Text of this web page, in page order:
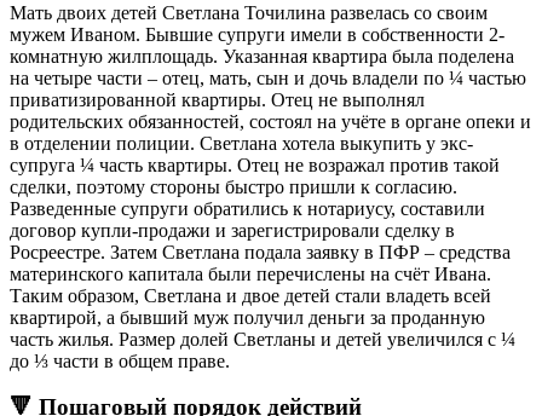
Мать двоих детей Светлана Точилина развелась со своим
мужем Иваном. Бывшие супруги имели в собственности 2-
комнатную жилплощадь. Указанная квартира была поделена
на четыре части – отец, мать, сын и дочь владели по ¼ частью
приватизированной квартиры. Отец не выполнял
родительских обязанностей, состоял на учёте в органе опеки и
в отделении полиции. Светлана хотела выкупить у экс-
супруга ¼ часть квартиры. Отец не возражал против такой
сделки, поэтому стороны быстро пришли к согласию.
Разведенные супруги обратились к нотариусу, составили
договор купли-продажи и зарегистрировали сделку в
Росреестре. Затем Светлана подала заявку в ПФР – средства
материнского капитала были перечислены на счёт Ивана.
Таким образом, Светлана и двое детей стали владеть всей
квартирой, а бывший муж получил деньги за проданную
часть жилья. Размер долей Светланы и детей увеличился с ¼
до ⅓ части в общем праве.
🔻 Пошаговый порядок действий